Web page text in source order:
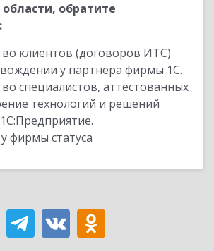
обратите
клиентов (договоров ИТС)
у партнера фирмы 1С.
специалистов, аттестованных
технологий и решений
фирмы статуса